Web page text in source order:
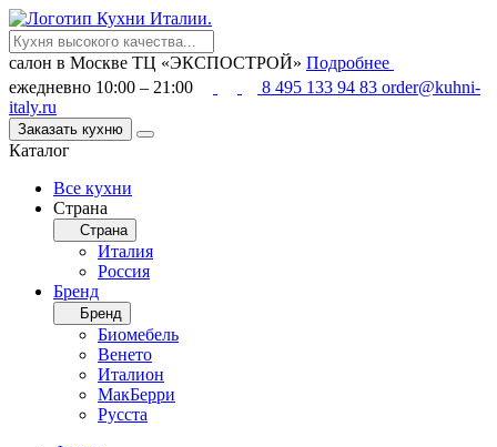
салон в Москве ТЦ «ЭКСПОСТРОЙ» Подробнее
ежедневно 10:00 – 21:00
8 495 133 94 83 order@kuhni-
italy.ru
Заказать кухню
Каталог
Все кухни
Страна
Страна
Италия
Россия
Бренд
Бренд
Биомебель
Венето
Италион
МакБерри
Русста